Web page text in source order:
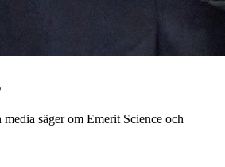
säger om Emerit Science och